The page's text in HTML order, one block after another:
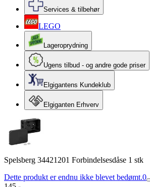
Services & tilbehør
LEGO
Lageroprydning
Ugens tilbud - og andre gode priser
Elgigantens Kundeklub
Elgiganten Erhverv
Spelsberg 34421201 Forbindelsesdåse 1 stk
Dette produkt er endnu ikke blevet bedømt.0